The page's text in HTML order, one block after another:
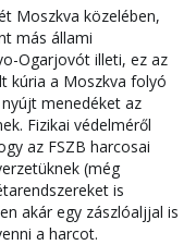
Moszkva közelében,
más állami
Ogarjovót illeti, ez az
kúria a Moszkva folyó
menedéket az
Fizikai védelméről
az FSZB harcosai
(még
is
akár egy zászlóaljjal is
a harcot.